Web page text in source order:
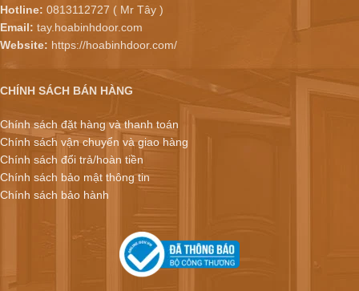
Hotline: 0813112727 ( Mr Tây )
Email: tay.hoabinhdoor.com
Website: https://hoabinhdoor.com/
CHÍNH SÁCH BÁN HÀNG
Chính sách đặt hàng và thanh toán
Chính sách vận chuyển và giao hàng
Chính sách đổi trả/hoàn tiền
Chính sách bảo mật thông tin
Chính sách bảo hành